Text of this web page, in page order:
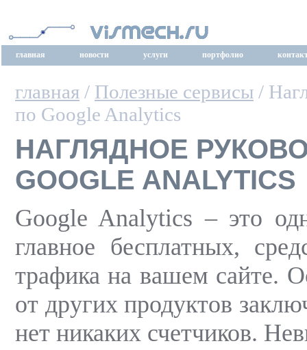
главная новости услуги портфолио
главная / Полезные сервисы /
по Google Analytics
НАГЛЯДНОЕ
GOOGLE ANALYTICS
Google Analytics – это
главное бесплатных,
трафика на вашем сайте.
от других продуктов
нет никаких счетчиков.